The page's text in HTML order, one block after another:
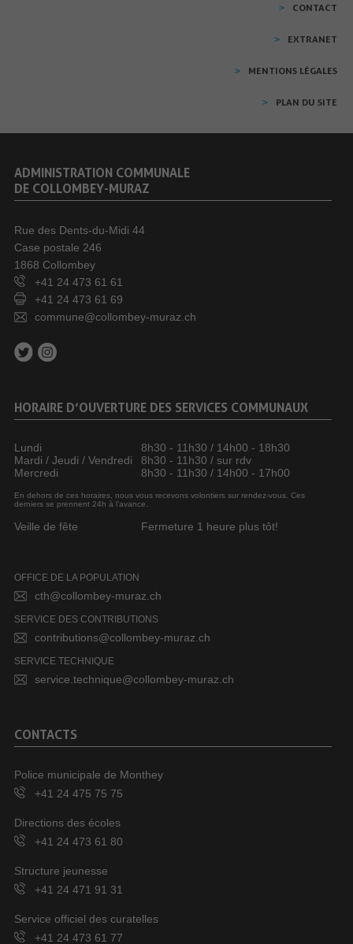
CONTACT
EXTRANET
MENTIONS LÉGALES
PLAN DU SITE
ADMINISTRATION COMMUNALE
DE COLLOMBEY-MURAZ
Rue des Dents-du-Midi 44
Case postale 246
1868 Collombey
+41 24 473 61 61
+41 24 473 61 69
commune@collombey-muraz.ch
HORAIRE D’OUVERTURE DES SERVICES COMMUNAUX
Lundi
8h30 - 11h30 / 14h00 - 18h30
Mardi / Jeudi / Vendredi
8h30 - 11h30 / sur rdv
Mercredi
8h30 - 11h30 / 14h00 - 17h00
En dehors de ces horaires, nous vous recevons volontiers sur rendez-vous. Ces
derniers se prennent 24h à l’avance.
Veille de fête Fermeture 1 heure plus tôt!
OFFICE DE LA POPULATION
cth@collombey-muraz.ch
SERVICE DES CONTRIBUTIONS
contributions@collombey-muraz.ch
SERVICE TECHNIQUE
service.technique@collombey-muraz.ch
CONTACTS
Police municipale de Monthey
+41 24 475 75 75
Directions des écoles
+41 24 473 61 80
Structure jeunesse
+41 24 471 91 31
Service officiel des curatelles
+41 24 473 61 77